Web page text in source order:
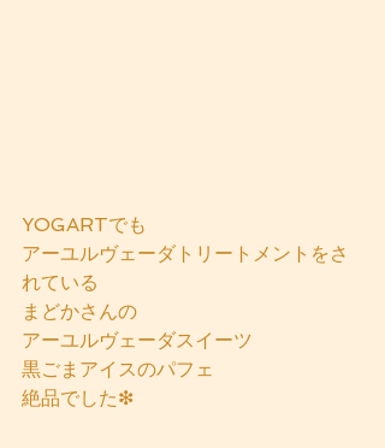
YOGARTでも
アーユルヴェーダトリートメントをさ
れている
まどかさんの
アーユルヴェーダスイーツ
黒ごまアイスのパフェ
絶品でした❇